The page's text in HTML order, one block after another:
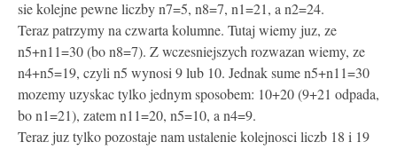
sie kolejne pewne liczby n7=5, n8=7, n1=21, a n2=24.
Teraz patrzymy na czwarta kolumne. Tutaj wiemy juz, ze
n5+n11=30 (bo n8=7). Z wczesniejszych rozwazan wiemy, ze
n4+n5=19, czyli n5 wynosi 9 lub 10. Jednak sume n5+n11=30
mozemy uzyskac tylko jednym sposobem: 10+20 (9+21 odpada,
bo n1=21), zatem n11=20, n5=10, a n4=9.
Teraz juz tylko pozostaje nam ustalenie kolejnosci liczb 18 i 19